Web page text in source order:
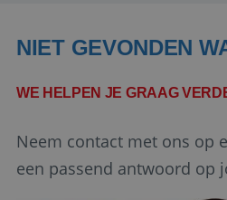
NIET GEVONDEN
WE HELPEN JE GRAAG
Neem contact met ons op
een passend antwoord op